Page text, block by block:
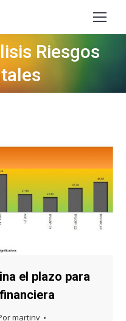
Riesgos
el plazo para
martinv